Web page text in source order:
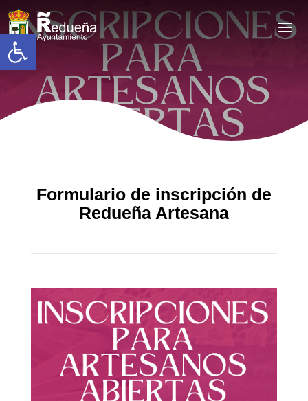
Abrir barra de herramientas
Formulario de inscripción de
Redueña Artesana